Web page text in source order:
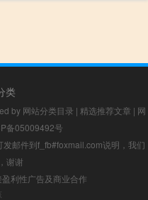
类
by 网站分类目录 | 精选推荐文章 | 网
备05009492号
邮件到f_fb#foxmail.com说明，我们
谢谢
利性广告及商业合作